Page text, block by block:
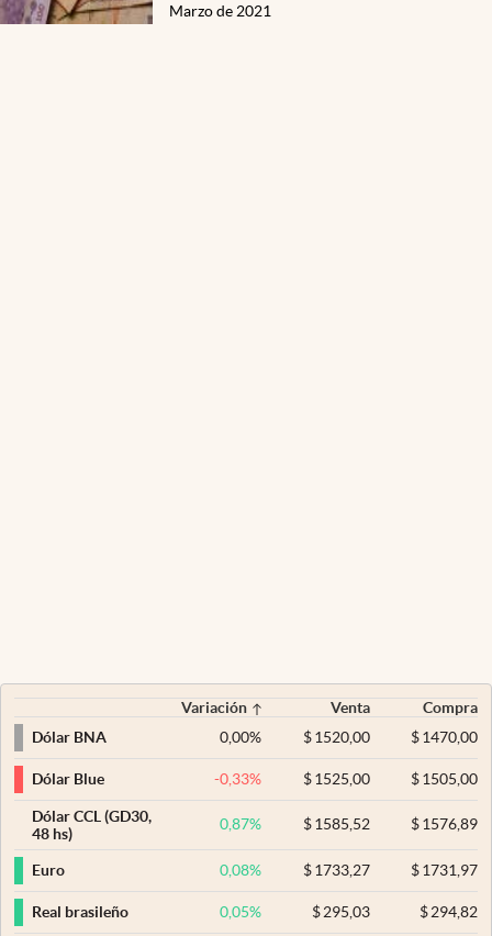
Marzo de 2021
Variación Venta
Compra
Dólar BNA
0,00% $ 1520,00 $1470,00
Dólar Blue -0,33% $ 1525,00 $1505,00
Dólar CCL (GD30,
48 hs)
0,87% $ 1585,52 $1576,89
Euro 0,08% $ 1733,27 $1731,97
Real brasileño 0,05% $ 295,03 $294,82